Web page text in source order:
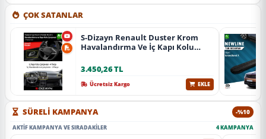
ÇOK SATANLAR
S-Dizayn Renault Duster Krom
Havalandırma Ve İç Kapı Kolu
Krom) A+ Kalite
3.450,26 TL
Ücretsiz Kargo EKLE
SÜRELİ KAMPANYA -%10
AKTIF KAMPANYA VE SIRADAKILER 4 KAMPANYA